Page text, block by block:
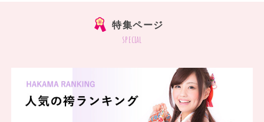
特集ページ
special